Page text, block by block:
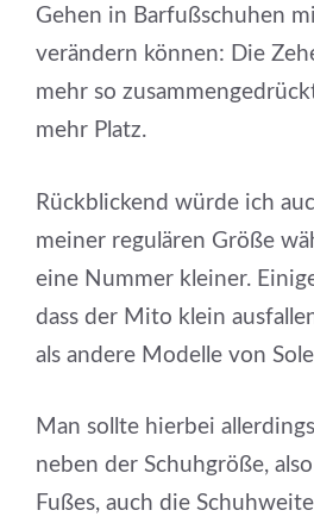
Gehen in Barfußschuhen
verändern können: Die
mehr so
mehr Platz.
Rückblickend würde ich
meiner regulären Größe
eine Nummer kleiner.
dass der Mito klein
als andere Modelle von
Man sollte hierbei
neben der Schuhgröße,
Fußes, auch die